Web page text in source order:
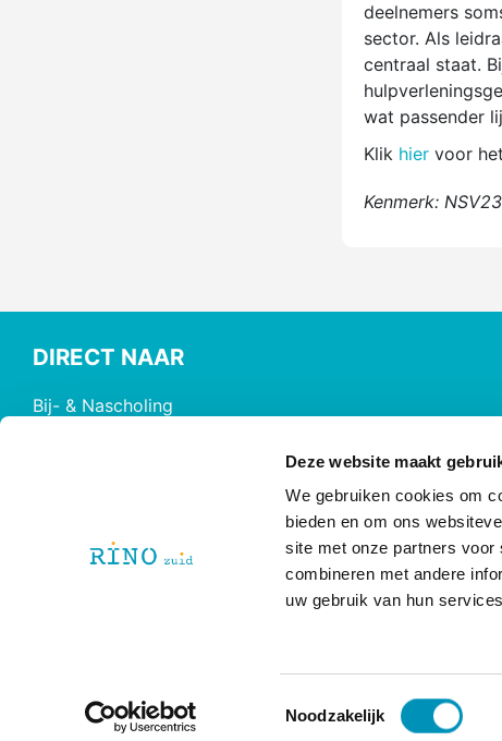
Deze website maakt
We gebruiken cookies om
bieden en om ons
site met onze partners voor
combineren met andere
uw gebruik van hun
Noodzakelijk
deelnemers
sector. Als
centraal staat.
wat passender
Klik hiervoor
Kenmerk:
DIRECT NAAR
Bij- & Nascholing
RINO Caribbean
@ 2026 RINO Zuid Disclaimer|Privacy Policy